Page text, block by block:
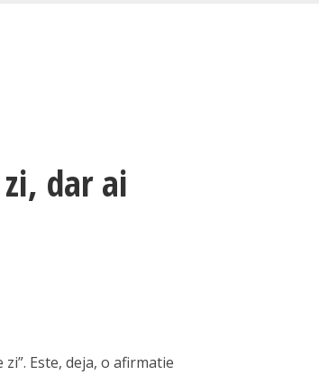
dar ai
Este, deja, o afirmatie